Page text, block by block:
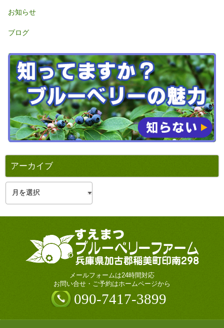
お知らせ
ブログ
アーカイブ
イ
メールフォームは24時間対応
お問い合せ・ご予約はホームページから
090-7417-3899